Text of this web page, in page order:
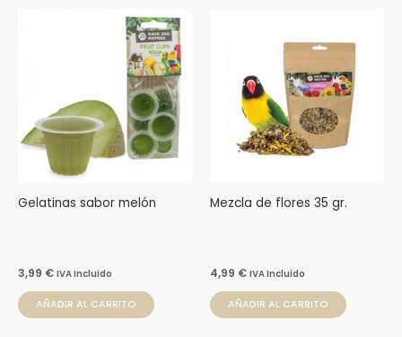
Gelatinas sabor melón
3,99 € IVA Incluido
AÑADIR AL CARRITO
Mezcla de flores 35 gr.
4,99 € IVA Incluido
AÑADIR AL CARRITO